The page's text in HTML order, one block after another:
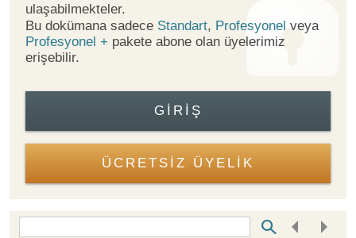
ulaşabilmekteler.
Bu dokümana sadece Standart, Profesyonel veya
Profesyonel + pakete abone olan üyelerimiz
erişebilir.
GIRIŞ
ÜCRETSİZ ÜYELİK